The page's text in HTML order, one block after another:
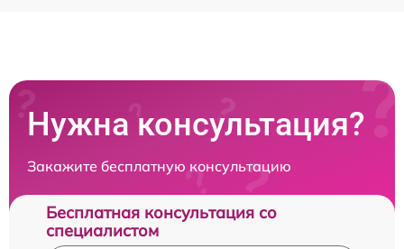
Нужна консультация?
Закажите бесплатную консультацию
Бесплатная консультация со
специалистом